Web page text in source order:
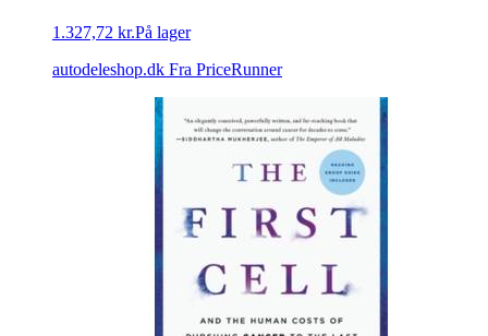
1.327,72 kr.På lager
autodeleshop.dk Fra PriceRunner